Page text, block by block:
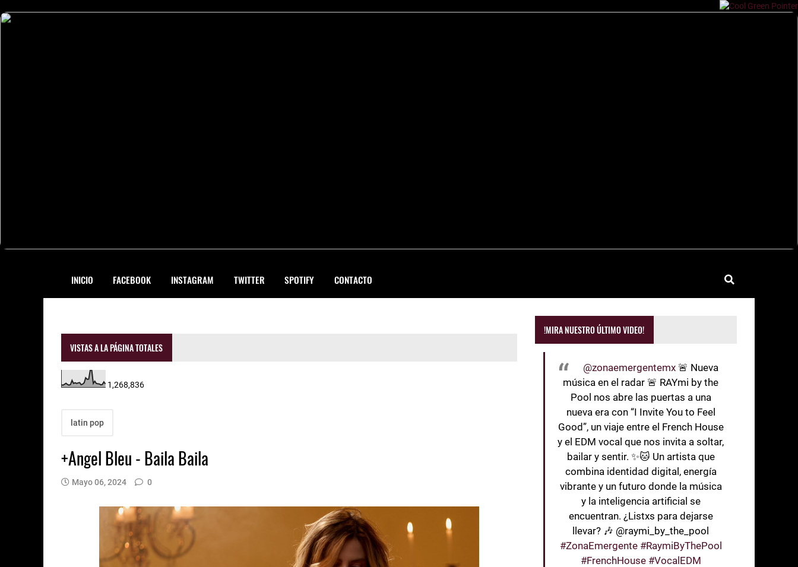
INICIO FACEBOOK INSTAGRAM TWITTER SPOTIFY CONTACTO
VISTAS A LA PÁGINA TOTALES
1,268,836
latin pop
+Angel Bleu - Baila Baila
Mayo 06, 2024 0
!MIRA NUESTRO ÚLTIMO VIDEO!
@zonaemergentemx 🚨 Nueva
música en el radar 🚨 RAYmi by the
Pool nos abre las puertas a una
nueva era con “I Invite You to Feel
Good”, un viaje entre el French House
y el EDM vocal que nos invita a soltar,
bailar y sentir. ✨🐱 Un artista que
combina identidad digital, energía
vibrante y un futuro donde la música
y la inteligencia artificial se
encuentran. ¿Listxs para dejarse
llevar? 🎶 @raymi_by_the_pool
#ZonaEmergente #RaymiByThePool
#FrenchHouse #VocalEDM